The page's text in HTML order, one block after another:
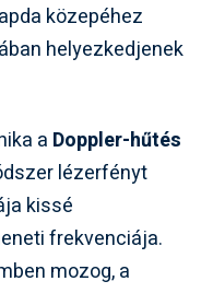
közepéhez
helyezkedjenek
a Doppler-hűtés
lézerfényt
kissé
frekvenciája.
mozog, a